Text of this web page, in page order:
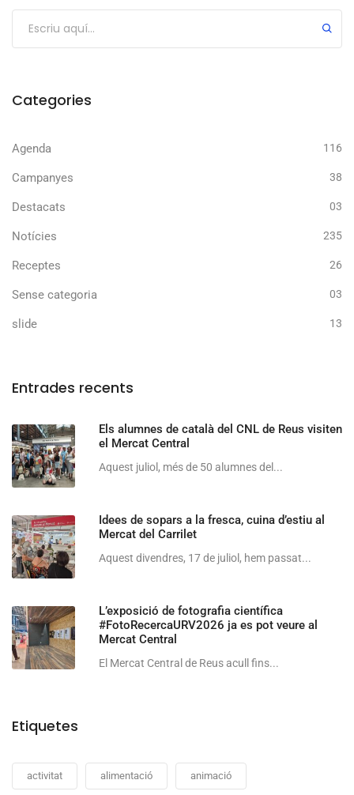
Categories
Agenda 116
Campanyes 38
Destacats 03
Notícies 235
Receptes 26
Sense categoria 03
slide 13
Entrades recents
Els alumnes de català del CNL de Reus visiten
el Mercat Central
Aquest juliol, més de 50 alumnes del...
Idees de sopars a la fresca, cuina d’estiu al
Mercat del Carrilet
Aquest divendres, 17 de juliol, hem passat...
L’exposició de fotografia científica
#FotoRecercaURV2026 ja es pot veure al
Mercat Central
El Mercat Central de Reus acull fins...
Etiquetes
activitat alimentació animació